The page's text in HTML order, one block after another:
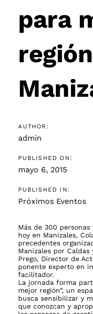
para
AUTHOR:
admin
PUBLISHED ON:
mayo 6, 2015
PUBLISHED IN:
Próximos Eventos
Más de 300
hoy en Manizales,
precedentes
Manizales por
Prego, Director de
ponente experto en
facilitador.
La jornada forma
mejor región”, un
busca sensibilizar y
que conozcan y